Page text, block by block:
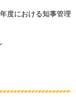
度における知事管理